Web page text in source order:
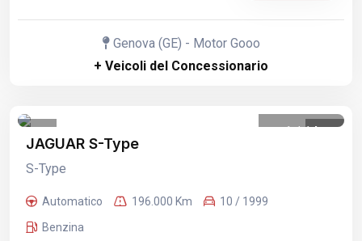
Genova (GE) - Motor Gooo
+ Veicoli del Concessionario
1 /14
JAGUAR S-Type
S-Type
Automatico 196.000 Km
10 / 1999
Benzina